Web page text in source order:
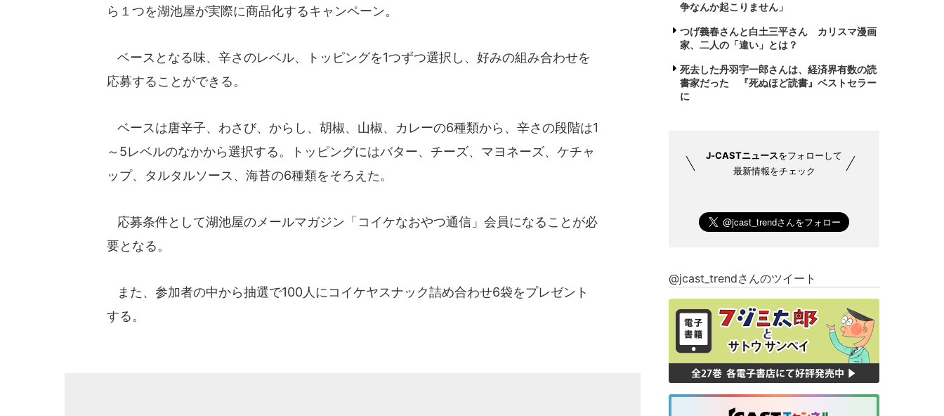
ら１つを湖池屋が実際に商品化するキャンペーン。
ベースとなる味、辛さのレベル、トッピングを1つずつ選択し、好みの組み合わせを
応募することができる。
ベースは唐辛子、わさび、からし、胡椒、山椒、カレーの6種類から、辛さの段階は1
～5レベルのなかから選択する。トッピングにはバター、チーズ、マヨネーズ、ケチャ
ップ、タルタルソース、海苔の6種類をそろえた。
応募条件として湖池屋のメールマガジン「コイケなおやつ通信」会員になることが必
要となる。
また、参加者の中から抽選で100人にコイケヤスナック詰め合わせ6袋をプレゼント
する。
争なんか起こりません」
つげ義春さんと白土三平さん カリスマ漫画
家、二人の「違い」とは？
死去した丹羽宇一郎さんは、経済界有数の読
書家だった 『死ぬほど読書』ベストセラー
に
J-CASTニュースをフォローして
最新情報をチェック
@jcast_trendさんのツイート